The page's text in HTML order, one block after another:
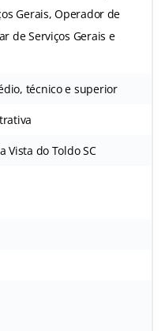
Gerais, Operador de
de Serviços Gerais e
técnico e superior
Vista do Toldo SC